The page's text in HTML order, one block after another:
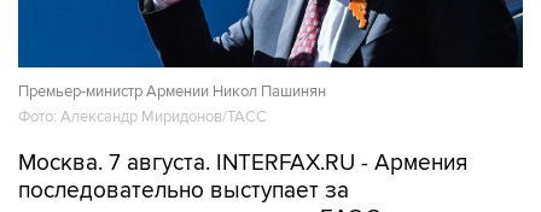
Премьер-министр Армении Никол Пашинян
Фото: Александр Миридонов/ТАСС
Москва. 7 августа. INTERFAX.RU - Армения
приверженность принципам ЕАЭС, заявил
премьер-министр республики Никол Пашинян.